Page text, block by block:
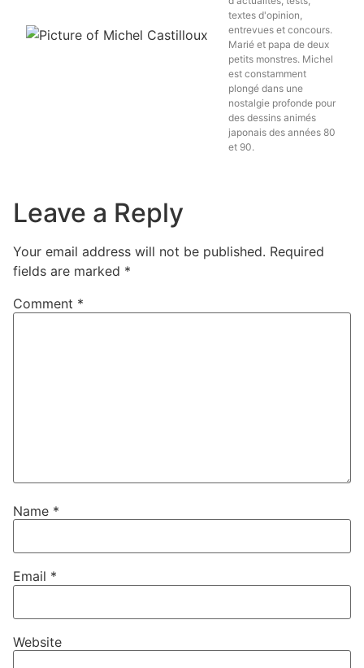
textes d'opinion,
entrevues et concours.
Marié et papa de deux
petits monstres. Michel
est constamment
plongé dans une
nostalgie profonde pour
des dessins animés
japonais des années 80
et 90.
Leave a Reply
Your email address will not be published. Required
fields are marked *
Comment *
Name *
Email *
Website